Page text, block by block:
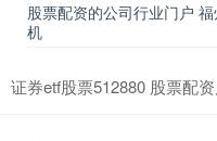
股票配资的公司行业门户
机
证券etf股票512880 股票配